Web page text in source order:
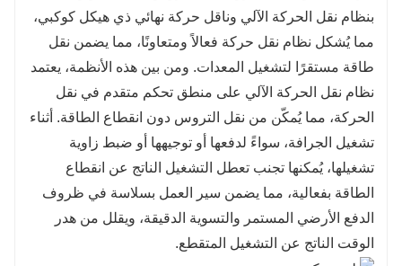
بنظام نقل الحركة الآلي وناقل حركة نهائي ذي هيكل كوكبي،
مما يُشكل نظام نقل حركة فعالاً ومتعاونًا، مما يضمن نقل
طاقة مستقرًا لتشغيل المعدات. ومن بين هذه الأنظمة، يعتمد
نظام نقل الحركة الآلي على منطق تحكم متقدم في نقل
الحركة، مما يُمكّن من نقل التروس دون انقطاع الطاقة. أثناء
تشغيل الجرافة، سواءً لدفعها أو توجيهها أو ضبط زاوية
تشغيلها، يُمكنها تجنب تعطل التشغيل الناتج عن انقطاع
الطاقة بفعالية، مما يضمن سير العمل بسلاسة في ظروف
الدفع الأرضي المستمر والتسوية الدقيقة، ويقلل من هدر
الوقت الناتج عن التشغيل المتقطع.